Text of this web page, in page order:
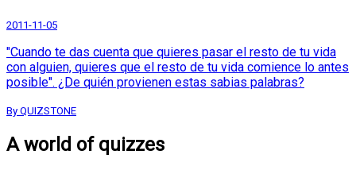
2011-11-05
"Cuando te das cuenta que quieres pasar el resto de tu vida
con alguien, quieres que el resto de tu vida comience lo antes
posible". ¿De quién provienen estas sabias palabras?
By QUIZSTONE
A world of quizzes